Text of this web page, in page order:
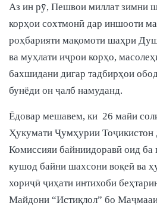
Аз ин рӯ, Пешвои миллат зимни
корҳои сохтмонӣ дар иншооти
роҳбарияти мақомоти шаҳри
ва муҳлати иҷрои корҳо,
бахшидани дигар тадбирҳои
бунёди он ҷалб намуданд.
Ёдовар мешавем, ки 26 майи
Ҳукумати Ҷумҳурии Тоҷикистон
Комиссияи байниидоравӣ оид ба
кушод байни шахсони воқеӣ ва
хориҷӣ ҷиҳати интихоби
Майдони “Истиқлол” бо